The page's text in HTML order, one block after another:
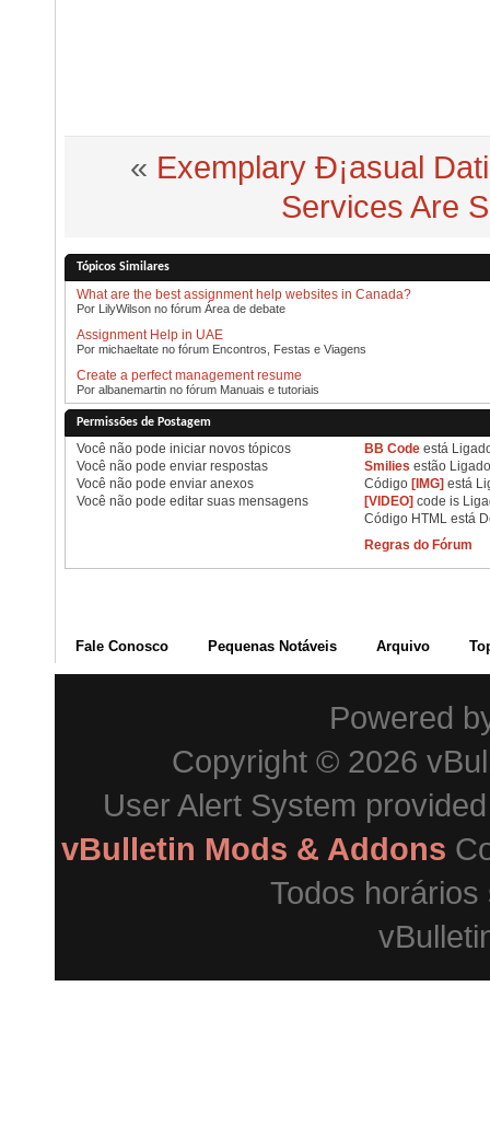
« Exemplary Ð¡asual
Services Are
Tópicos Similares
What are the best assignment help websites in Canada?
Por LilyWilson no fórum Área de debate
Assignment Help in UAE
Por michaeltate no fórum Encontros, Festas e Viagens
Create a perfect management resume
Por albanemartin no fórum Manuais e tutoriais
Permissões de Postagem
Você não pode iniciar novos tópicos
Você não pode enviar respostas
Você não pode enviar anexos
Você não pode editar suas mensagens
BB Codeestá
Smilies estão
Código [IMG] está
[VIDEO] code is
Código HTML está
Regras do Fórum
Fale Conosco Pequenas Notáveis Arquivo
Powered
Copyright © 2026
User Alert System
vBulletin Mods & Addons
Todos